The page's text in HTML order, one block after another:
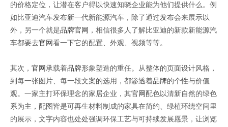
的价格定位，让潜在客户得以快速知晓企业能为他们提供什么。例
如比亚迪汽车发布新一代新能源汽车，除了通过发布会来展示以
外，另一个就是品牌官网 ，相信很多人了解比亚迪的新款新能源汽
车都要去官网 看一下它的配置、外观、视频等等。
其次， 官网 承载着品牌形象塑造的重任。从整体的页面设计风格，
到每一张图片、每一段文案的选用，都渗透着品牌的个性与价值
观。一家主打环保理念的家居企业，其官网 配色以清新自然的绿色
系为主，配图皆是可再生材料制成的家具在简约、绿植环绕空间里
的展示，文字内容也处处强调环保工艺与可持续发展愿景，让浏览